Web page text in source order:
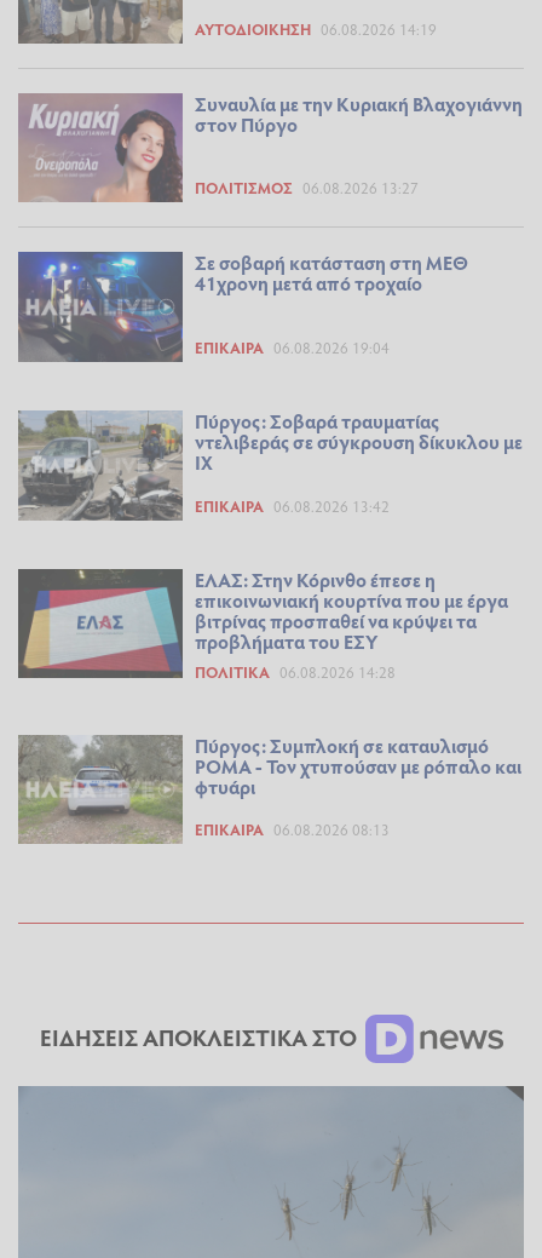
ΑΥΤΟΔΙΟΊΚΗΣΗ 06.08.2026 14:19
Συναυλία με την Κυριακή Βλαχογιάννη
στον Πύργο
ΠΟΛΙΤΙΣΜΌΣ 06.08.2026 13:27
Σε σοβαρή κατάσταση στη ΜΕΘ
41χρονη μετά από τροχαίο
ΕΠΊΚΑΙΡΑ 06.08.2026 19:04
Πύργος: Σοβαρά τραυματίας
ντελιβεράς σε σύγκρουση δίκυκλου με
ΙΧ
ΕΠΊΚΑΙΡΑ 06.08.2026 13:42
ΕΛΑΣ: Στην Κόρινθο έπεσε η
επικοινωνιακή κουρτίνα που με έργα
βιτρίνας προσπαθεί να κρύψει τα
προβλήματα του ΕΣΥ
ΠΟΛΙΤΙΚΆ 06.08.2026 14:28
Πύργος: Συμπλοκή σε καταυλισμό
ΡΟΜΑ - Τον χτυπούσαν με ρόπαλο και
φτυάρι
ΕΠΊΚΑΙΡΑ 06.08.2026 08:13
ΕΙΔΗΣΕΙΣ ΑΠΟΚΛΕΙΣΤΙΚΑ ΣΤΟ